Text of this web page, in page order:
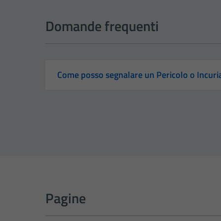
Domande frequenti
Come posso segnalare un Pericolo o
Pagine